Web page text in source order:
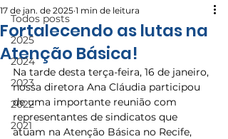
Todos posts
2025
2024
2023
2022
2021
Fortalecendo as lutas na
Atenção Básica!
17 de jan. de 2025 1 min de leitura
Na tarde desta terça-feira, 16 de janeiro,
nossa diretora Ana Cláudia participou
de uma importante reunião com
representantes de sindicatos que
atuam na Atenção Básica no Recife,